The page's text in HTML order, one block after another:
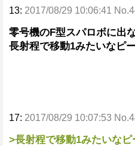
13: 2017/08/29 10:06:41
零号機のF型スパロボに出
長射程で移動1みたいなピ
17: 2017/08/29 10:07:53
>長射程で移動1みたいな